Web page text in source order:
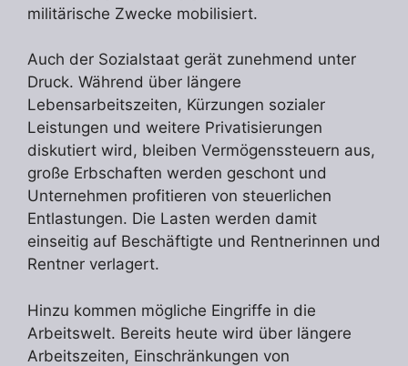
militärische Zwecke mobilisiert.
Auch der Sozialstaat gerät zunehmend unter
Druck. Während über längere
Lebensarbeitszeiten, Kürzungen sozialer
Leistungen und weitere Privatisierungen
diskutiert wird, bleiben Vermögenssteuern aus,
große Erbschaften werden geschont und
Unternehmen profitieren von steuerlichen
Entlastungen. Die Lasten werden damit
einseitig auf Beschäftigte und Rentnerinnen und
Rentner verlagert.
Hinzu kommen mögliche Eingriffe in die
Arbeitswelt. Bereits heute wird über längere
Arbeitszeiten, Einschränkungen von